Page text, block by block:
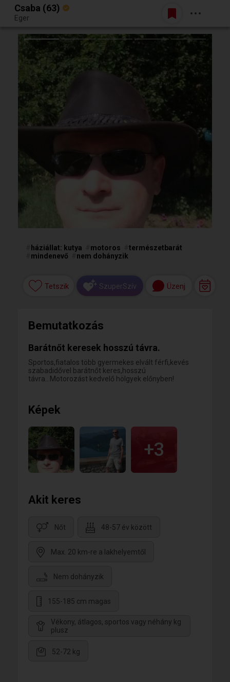
Egy jó randiból bármi lehet.
Belépés
Csaba (63)
Eger
háziállat: kutya motoros
természetbarát
mindenevő nem dohányzik
Tetszik SzuperSzív Üzenj
Bemutatkozás
Barátnőt keresek hosszú távra.
Sportos,fiatalos több gyermekes elvált férfi,kevés
szabadidővel barátnőt keres,hosszú
távra...Motorozást kedvelő hölgyek előnyben!
Képek
+3
Akit keres
Nőt 48-57 év között
Max. 20 km-re a lakhelyemtől
Nem dohányzik
155-185 cm magas
Vékony, átlagos, sportos vagy néhány kg
plusz
52-72 kg